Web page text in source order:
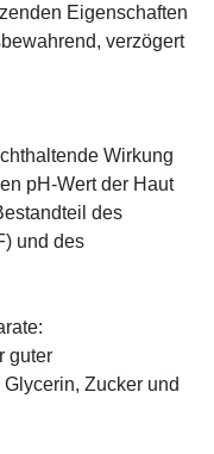
Eigenschaften
verzögert
Wirkung
pH-Wert der Haut
des
und des
guter
Zucker und